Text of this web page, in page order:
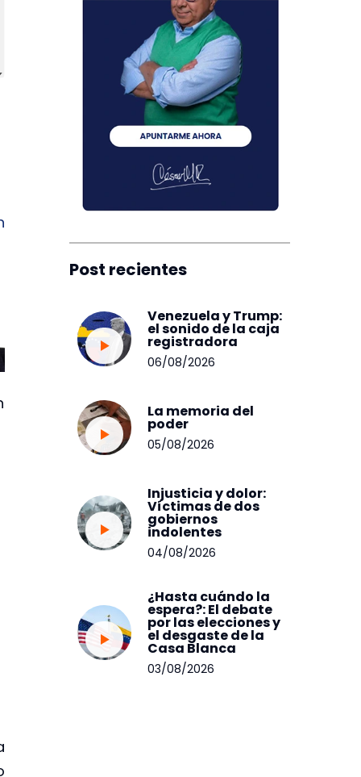
Post recientes
Venezuela y Trump:
el sonido de la caja
registradora
06/08/2026
La memoria del
poder
05/08/2026
Injusticia y dolor:
Víctimas de dos
gobiernos
indolentes
04/08/2026
¿Hasta cuándo la
espera?: El debate
por las elecciones y
el desgaste de la
Casa Blanca
03/08/2026